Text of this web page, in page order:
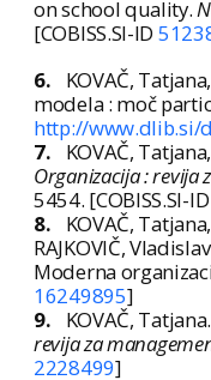
on school quality.
[COBISS.SI-ID
6.
KOVAČ,
modela : moč
http://www.dlib.si/
7.
KOVAČ,
Organizacija :
5454. [COBISS.SI-ID
8.
KOVAČ,
RAJKOVIČ,
Moderna
16249895]
9.
KOVAČ,
revija za
2228499]